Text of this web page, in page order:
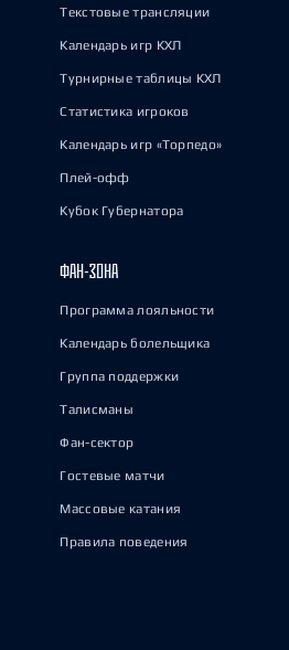
Текстовые трансляции
Календарь игр КХЛ
Турнирные таблицы КХЛ
Статистика игроков
Календарь игр «Торпедо»
Плей-офф
Кубок Губернатора
ФАН-ЗОНА
Программа лояльности
Календарь болельщика
Группа поддержки
Талисманы
Фан-сектор
Гостевые матчи
Массовые катания
Правила поведения